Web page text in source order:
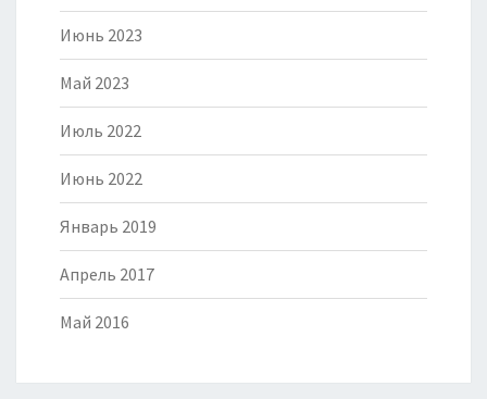
Июнь 2023
Май 2023
Июль 2022
Июнь 2022
Январь 2019
Апрель 2017
Май 2016